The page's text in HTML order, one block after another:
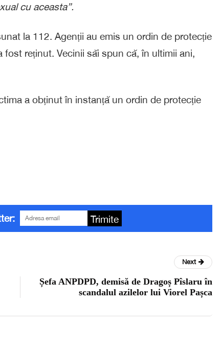
cu aceasta”.
la 112. Agenții au emis un ordin de protecție
reținut. Vecinii săi spun că, în ultimii ani,
a obținut în instanță un ordin de protecție
Trimite
Next
Șefa ANPDPD, demisă de Dragoș Pîslaru în
scandalul azilelor lui Viorel Pașca